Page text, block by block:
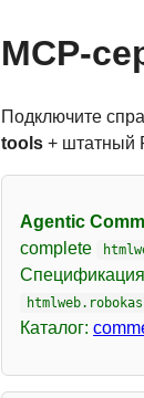
MCP-
Подключите
tools + штатный
Agentic
complete
Спецификация
Каталог: